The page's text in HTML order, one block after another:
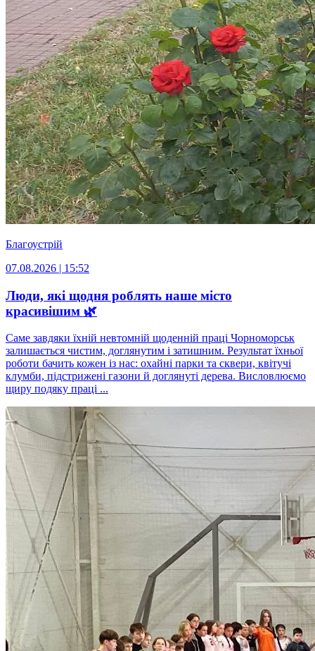
Благоустрій
07.08.2026 | 15:52
Люди, які щодня роблять наше місто
красивішим 🌿
Саме завдяки їхній невтомній щоденній праці Чорноморськ
залишається чистим, доглянутим і затишним. Результат їхньої
роботи бачить кожен із нас: охайні парки та сквери, квітучі
клумби, підстрижені газони й доглянуті дерева. Висловлюємо
щиру подяку праці ...